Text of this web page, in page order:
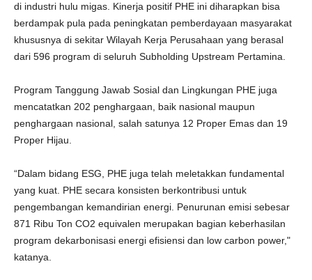
di industri hulu migas. Kinerja positif PHE ini diharapkan bisa
berdampak pula pada peningkatan pemberdayaan masyarakat
khususnya di sekitar Wilayah Kerja Perusahaan yang berasal
dari 596 program di seluruh Subholding Upstream Pertamina.
Program Tanggung Jawab Sosial dan Lingkungan PHE juga
mencatatkan 202 penghargaan, baik nasional maupun
penghargaan nasional, salah satunya 12 Proper Emas dan 19
Proper Hijau.
“Dalam bidang ESG, PHE juga telah meletakkan fundamental
yang kuat. PHE secara konsisten berkontribusi untuk
pengembangan kemandirian energi. Penurunan emisi sebesar
871 Ribu Ton CO2 equivalen merupakan bagian keberhasilan
program dekarbonisasi energi efisiensi dan low carbon power,"
katanya.